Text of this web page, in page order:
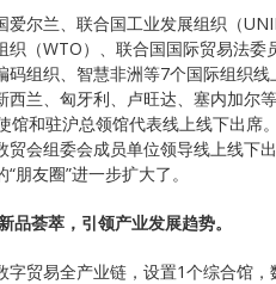
爱尔兰、联合国工业发展组织（
织（WTO）、联合国国际贸易法
码组织、智慧非洲等7个国际组织
西兰、匈牙利、卢旺达、塞内加尔
馆和驻沪总领馆代表线上线下出席
贸会组委会成员单位领导线上线下
朋友圈”进一步扩大了。
品荟萃，引领产业发展趋势。
字贸易全产业链，设置1个综合馆